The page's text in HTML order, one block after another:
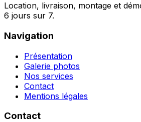
Location, livraison, montage et
6 jours sur 7.
Navigation
Présentation
Galerie photos
Nos services
Contact
Mentions légales
Contact